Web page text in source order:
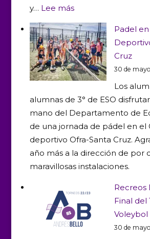
y… Lee más:
Entrega
de
premios
a
los
ganadores
de
los
torneos
de
Recreos
Dinámicos
Padel
Cruz
30 de
Los
alumnas de 3° de ESO
mano del Departamento de
de una jornada de pádel en el
deportivo Ofra-Santa Cruz.
año más a la dirección de por
maravillosas instalaciones.
Recreos
Final del
Voleybol
30 de